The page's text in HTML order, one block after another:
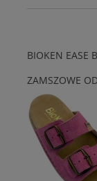
BIOKEN EASE
ZAMSZOWE